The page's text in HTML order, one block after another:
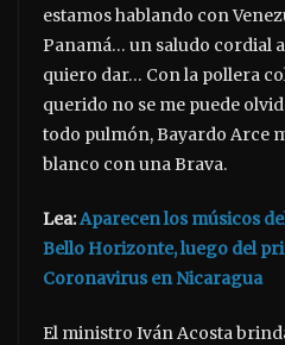
estamos hablando con
Panamá… un saludo cordial
quiero dar… Con la pollera
querido no se me puede
todo pulmón, Bayardo Arce
blanco con una Brava.
Lea:Aparecen los músicos
Bello Horizonte, luego del
Coronavirus en Nicaragua
El ministro Iván Acosta